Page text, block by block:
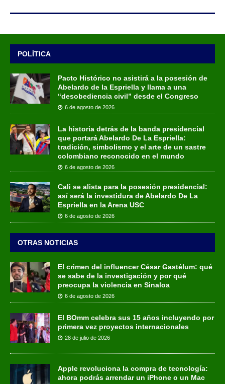
POLÍTICA
Pacto Histórico no asistirá a la posesión de
Abelardo de la Espriella y llama a una
“desobediencia civil” desde el Congreso
6 de agosto de 2026
La historia detrás de la banda presidencial
que portará Abelardo De La Espriella:
tradición, simbolismo y el arte de un sastre
colombiano reconocido en el mundo
6 de agosto de 2026
Cali se alista para la posesión presidencial:
así será la investidura de Abelardo De La
Espriella en la Arena USC
6 de agosto de 2026
OTRAS NOTICIAS
El crimen del influencer César Gastélum: qué
se sabe de la investigación y por qué
preocupa la violencia en Sinaloa
6 de agosto de 2026
El BOmm celebra sus 15 años incluyendo por
primera vez proyectos internacionales
28 de julio de 2026
Apple revoluciona la compra de tecnología:
ahora podrás arrendar un iPhone o un Mac